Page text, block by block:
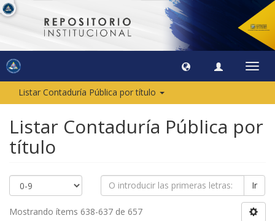
Listar Contaduría Pública por título
Listar Contaduría Pública por
título
Ir
Mostrando ítems 638-637 de 657